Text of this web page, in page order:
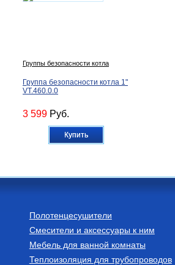
Группы безопасности котла
Группа безопасности котла 1"
VT.460.0.0
3 599 Руб.
Купить
Радиаторы алюминиевые
РАДИАТОР АЛЮМИНИЕВЫЙ
Optima 500/80/1
Полотенцесушители
Смесители и аксессуары к ним
Мебель для ванной комнаты
Теплоизоляция для трубопроводов